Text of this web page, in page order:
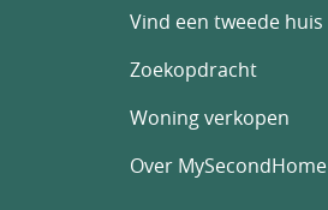
Vind een tweede huis
Zoekopdracht
Woning verkopen
Over MySecondHome